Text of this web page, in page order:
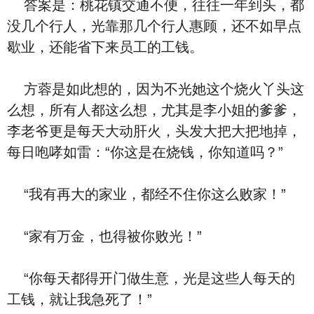
答案是：桃花镇交通不便，往往一年到头，都
没几个行人，光靠那几个行人惠顾，还不如早点
歇业，还能省下来员工的工钱。
方蓉是如此想的，因为不光她这个烧火丫头这
么想，所有人都这么想，尤其是李小姐的爹爹，
李老爷更是每天大动肝火，头发大把大把地掉，
每日咆哮如雷：“你这是在烧钱，你知道吗？”
“我有再大的家业，都经不住你这么败家！”
“家有万金，也得被你败光！”
“你每天都得开门做生意，光是这些人每天的
工钱，就让我急死了！”